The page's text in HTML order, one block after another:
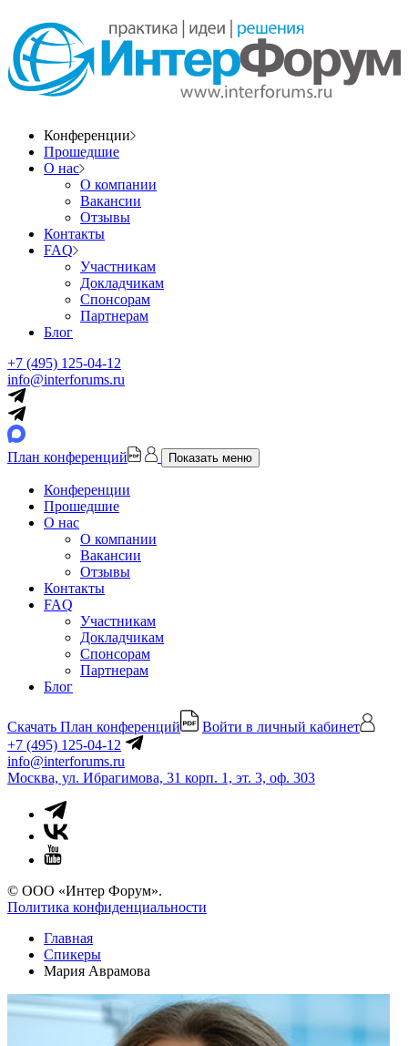
Конференции
Прошедшие
О нас
О компании
Вакансии
Отзывы
Контакты
FAQ
Участникам
Докладчикам
Спонсорам
Партнерам
Блог
+7 (495) 125-04-12
info@interforums.ru
План конференций Показать меню
Конференции
Прошедшие
О нас
О компании
Вакансии
Отзывы
Контакты
FAQ
Участникам
Докладчикам
Спонсорам
Партнерам
Блог
Скачать План конференций
Войти в личный кабинет
+7 (495) 125-04-12
info@interforums.ru
Москва, ул. Ибрагимова, 31 корп. 1, эт. 3, оф. 303
© ООО «Интер Форум».
Политика конфиденциальности
Главная
Спикеры
Мария Аврамова